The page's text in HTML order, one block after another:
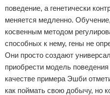
поведение, а генетически
меняется медленно.
косвенным методом
способных к нему, гены не
Они просто создают
приобрести модель
качестве примера Эшби
как поймать свою добычу, но